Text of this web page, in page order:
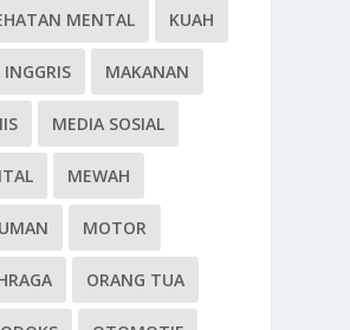
MENTAL KUAH
INGGRIS MAKANAN
MEDIA SOSIAL
MEWAH
MOTOR
ORANG TUA